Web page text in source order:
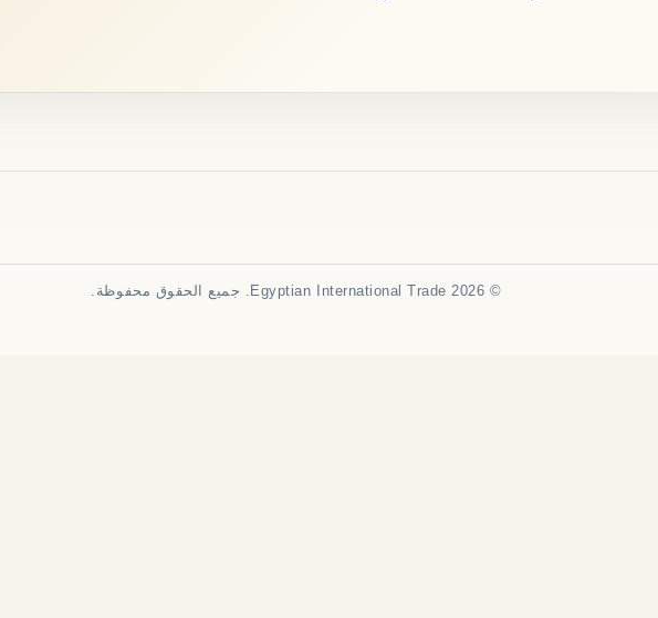
© 2026 Egyptian International Trade. جميع الحقوق محفوظة.